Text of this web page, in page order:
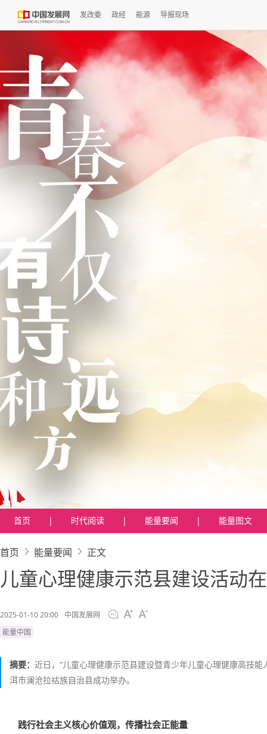
发改委 政经 能源 导报现场
首页 | 时代阅读 | 能量要闻 | 能量图文
首页 能量要闻 正文
儿童心理健康示范县建设活动
2025-01-10 20:00
中国发展网
能量中国
摘要： 近日，“儿童心理健康示范县建设暨青少年儿童心理健康高技
洱市澜沧拉祜族自治县成功举办。
践行社会主义核心价值观，传播社会正能量